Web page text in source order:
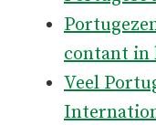
contant in
Veel